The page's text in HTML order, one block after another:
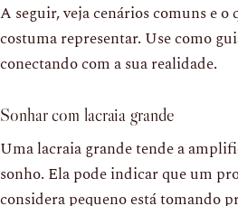
A seguir, veja cenários comuns e o
costuma representar. Use como
conectando com a sua realidade.
Sonhar com lacraia grande
Uma lacraia grande tende a
sonho. Ela pode indicar que um
considera pequeno está tomando